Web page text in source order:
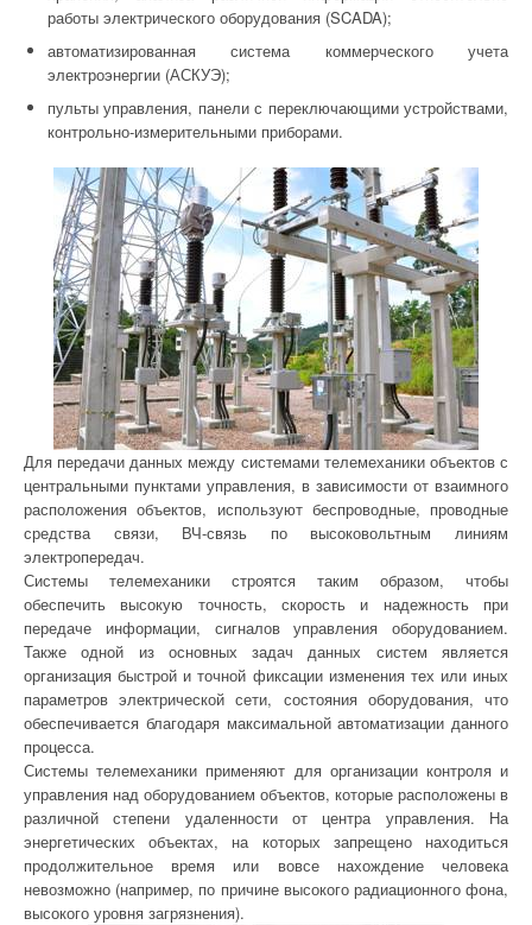
работы электрического оборудования (SCADA);
автоматизированная система коммерческого учета
электроэнергии (АСКУЭ);
пульты управления, панели с переключающими устройствами,
контрольно-измерительными приборами.
Для передачи данных между системами телемеханики объектов с
центральными пунктами управления, в зависимости от взаимного
расположения объектов, используют беспроводные, проводные
средства связи, ВЧ-связь по высоковольтным линиям
электропередач.
Системы телемеханики строятся таким образом, чтобы
обеспечить высокую точность, скорость и надежность при
передаче информации, сигналов управления оборудованием.
Также одной из основных задач данных систем является
организация быстрой и точной фиксации изменения тех или иных
параметров электрической сети, состояния оборудования, что
обеспечивается благодаря максимальной автоматизации данного
процесса.
Системы телемеханики применяют для организации контроля и
управления над оборудованием объектов, которые расположены в
различной степени удаленности от центра управления. На
энергетических объектах, на которых запрещено находиться
продолжительное время или вовсе нахождение человека
невозможно (например, по причине высокого радиационного фона,
высокого уровня загрязнения).